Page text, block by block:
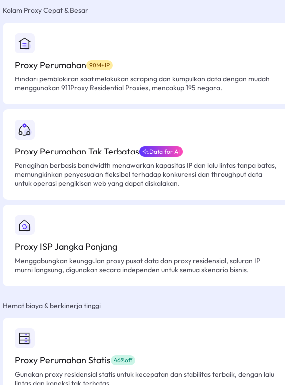
Kolam Proxy Cepat & Besar
Proxy Perumahan 90M+IP
Hindari pemblokiran saat melakukan scraping dan kumpulkan data dengan mudah
menggunakan 911Proxy Residential Proxies, mencakup 195 negara.
Proxy Perumahan Tak Terbatas Data for AI
Penagihan berbasis bandwidth menawarkan kapasitas IP dan lalu lintas tanpa batas,
memungkinkan penyesuaian fleksibel terhadap konkurensi dan throughput data
untuk operasi pengikisan web yang dapat diskalakan.
Proxy ISP Jangka Panjang
Menggabungkan keunggulan proxy pusat data dan proxy residensial, saluran IP
murni langsung, digunakan secara independen untuk semua skenario bisnis.
Hemat biaya & berkinerja tinggi
Proxy Perumahan Statis 46%off
Gunakan proxy residensial statis untuk kecepatan dan stabilitas terbaik, dengan lalu
lintas dan koneksi tak terbatas.